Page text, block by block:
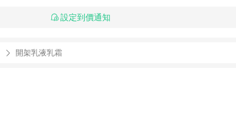
設定到價通知
開架乳液乳霜